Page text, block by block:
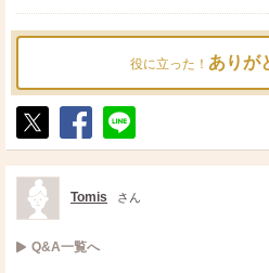
役に立った！ ありが
ポ
ス
ト
シ
ェ
送
る
Tomis さん
Q&A一覧へ